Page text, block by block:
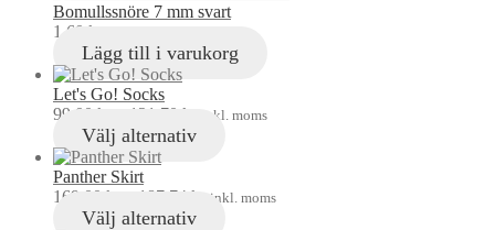
Bomullssnöre 7 mm svart
1,60 kr
Lägg till i varukorg
Let's Go! Socks
99,00 kr 121,70 kr inkl. moms
Välj alternativ
Panther Skirt
169,00 kr 187,74 kr inkl. moms
Välj alternativ